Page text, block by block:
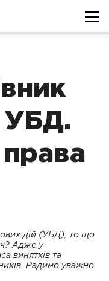
УБД.
права
дій (УБД), то що
Адже у
винятків та
Радимо уважно